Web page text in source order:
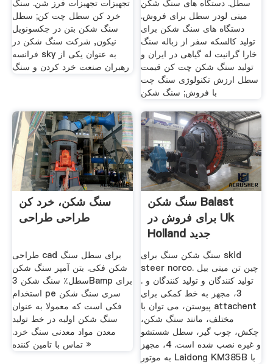
تجهیزات تجهیزات فرز شن. سنگ
خرد کن سطل چت کن; سطل
سنگ شکن بتن در جکسونویل
نیکون, شرکت سنگ شکن در
فرانسه sky به عنوان یکی از
رهبران صنعت خرد کردن و سنگ
سطل. دستگاه های سنگ شکن
مینی لودر سطل برای فروش.
دستگاه های سنگ شکن برای
تولید کالسکه سفر از زباله سنگ
خارا گرانیت له گیاهی در ایران و
تولید سنگ شکن چت کن قیمت
سطل ارزش تکنولوژی سنگ چت
با فروش; سنگ شکن
سنگ شکن، خرد کن
طراحی طراحی
طراحی cad برای سطل سنگ
شکن فکی. بتن آمپر سنگ شکن
سطل٪ سنگ شکن 3Bamp برای
استخدام pe سری سنگ شکن
فکی است که معمولا به عنوان
سنگ شکن اولیه در خط تولید
معدن مواد معدنی سنگ خرد.
تماس با تامین کننده »
سنگ شکن Balast
برای فروش در Uk
Holland جدید
سنگ شکن سنگ برای skid
steer norco. چین تن مینی بیل
تولید کنندگان و تولید کنندگان و .
3، مجهز به خط کمکی برای
پیوستن، می توان با attachent
مختلف، مانند سنگ شکن،
چکش، چوب گیر، سطل شستشو
و غیره نصب شده است. 4، مجهز
به موتور Laidong KM385B با